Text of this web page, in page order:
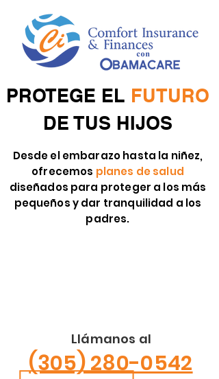
PROTEGE EL FUTURO
DE TUS HIJOS
Desde el embarazo hasta la niñez,
ofrecemos planes de salud
diseñados para proteger a los más
pequeños y dar tranquilidad a los
padres.
Llámanos al
(305) 280-0542